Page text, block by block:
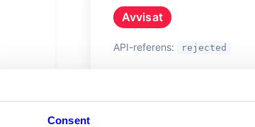
Consent
Avvisat
API-referens: rejected
betalningsleverantören